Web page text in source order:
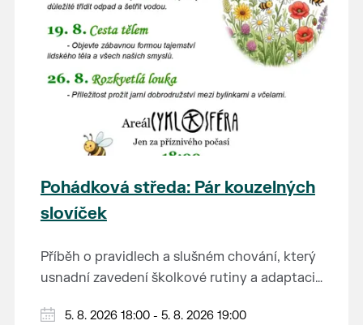
Pohádková středa: Pár kouzelných
slovíček
Příběh o pravidlech a slušném chování, který
usnadní zavedení školkové rutiny a adaptaci
Hraje se jen za příznivého počasí.
5. 8. 2026 18:00 - 5. 8. 2026 19:00